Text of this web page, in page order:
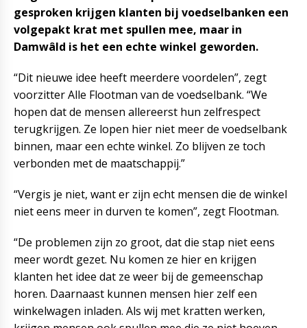
gesproken krijgen klanten bij voedselbanken een
volgepakt krat met spullen mee, maar in
Damwâld is het een echte winkel geworden.
“Dit nieuwe idee heeft meerdere voordelen”, zegt
voorzitter Alle Flootman van de voedselbank. “We
hopen dat de mensen allereerst hun zelfrespect
terugkrijgen. Ze lopen hier niet meer de voedselbank
binnen, maar een echte winkel. Zo blijven ze toch
verbonden met de maatschappij.”
“Vergis je niet, want er zijn echt mensen die de winkel
niet eens meer in durven te komen”, zegt Flootman.
“De problemen zijn zo groot, dat die stap niet eens
meer wordt gezet. Nu komen ze hier en krijgen
klanten het idee dat ze weer bij de gemeenschap
horen. Daarnaast kunnen mensen hier zelf een
winkelwagen inladen. Als wij met kratten werken,